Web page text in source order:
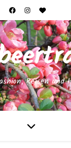
Reisen und